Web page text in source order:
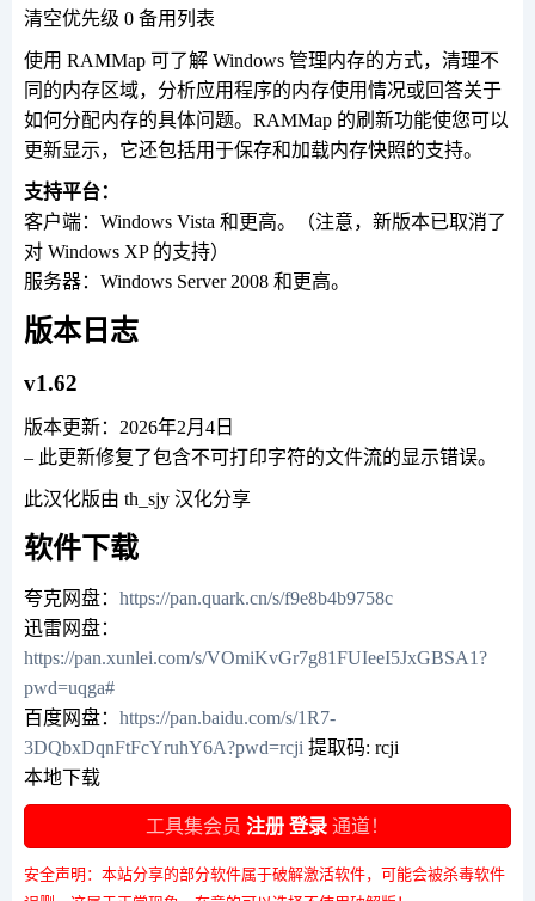
清空优先级 0 备用列表
使用 RAMMap 可了解 Windows 管理内存的方式，清理不
同的内存区域，分析应用程序的内存使用情况或回答关于
如何分配内存的具体问题。RAMMap 的刷新功能使您可以
更新显示，它还包括用于保存和加载内存快照的支持。
支持平台：
客户端：Windows Vista 和更高。（注意，新版本已取消了
对 Windows XP 的支持）
服务器：Windows Server 2008 和更高。
版本日志
v1.62
版本更新：2026年2月4日
– 此更新修复了包含不可打印字符的文件流的显示错误。
此汉化版由 th_sjy 汉化分享
软件下载
夸克网盘： https://pan.quark.cn/s/f9e8b4b9758c
迅雷网盘：
https://pan.xunlei.com/s/VOmiKvGr7g81FUIeeI5JxGBSA1?
pwd=uqga#
百度网盘： https://pan.baidu.com/s/1R7-
3DQbxDqnFtFcYruhY6A?pwd=rcji 提取码: rcji
本地下载
工具集会员 注册 登录 通道！
安全声明：本站分享的部分软件属于破解激活软件，可能会被杀毒软件